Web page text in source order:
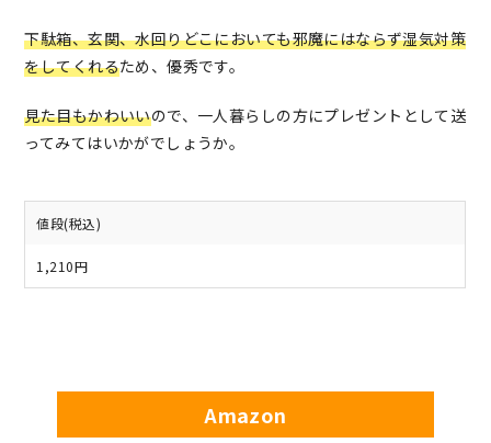
下駄箱、玄関、水回りどこにおいても邪魔にはならず湿気対策
をしてくれるため、優秀です。
見た目もかわいいので、一人暮らしの方にプレゼントとして送
ってみてはいかがでしょうか。
値段(税込)
1,210円
Amazon